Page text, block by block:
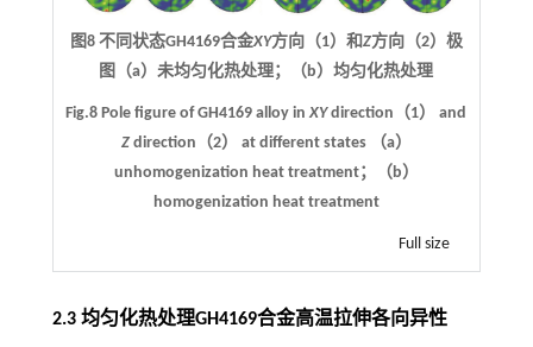
图8 不同状态GH4169合金XY方向（1）和Z方向（2）极
图（a）未均匀化热处理；（b）均匀化热处理
Fig.8 Pole figure of GH4169 alloy inXYdirection（1） and
Zdirection（2） at different states （a）
unhomogenization heat treatment；（b）
homogenization heat treatment
Full size
2.3 均匀化热处理GH4169合金高温拉伸各向异性